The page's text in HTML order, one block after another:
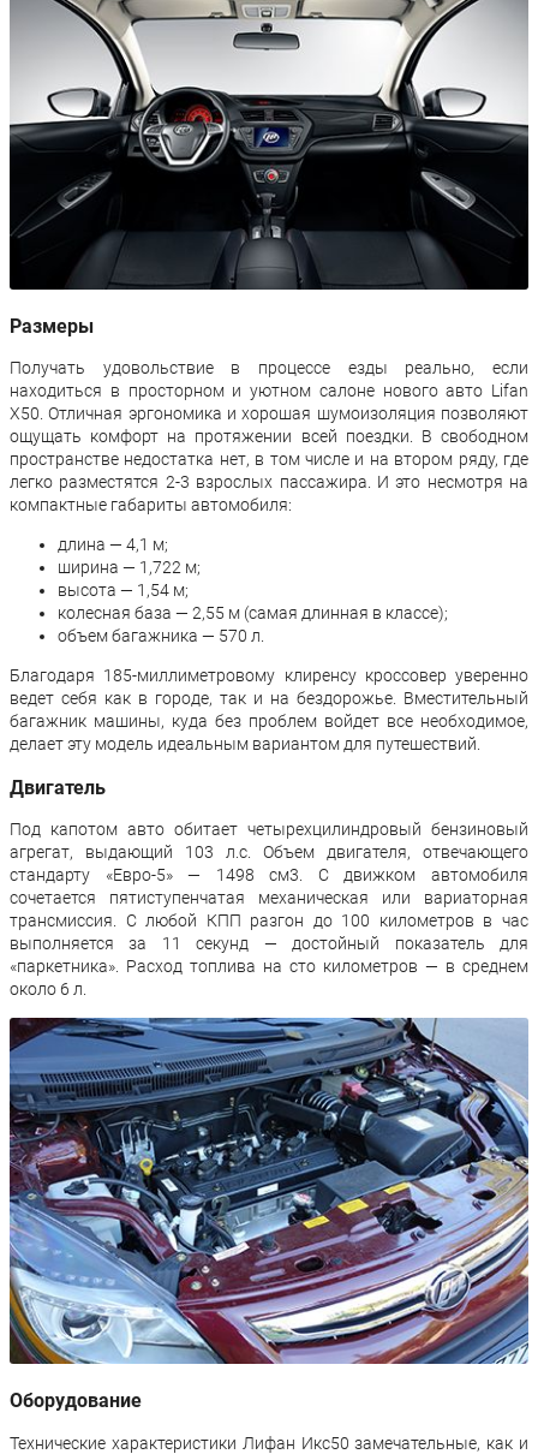
Размеры
Получать удовольствие в процессе езды реально, если
находиться в просторном и уютном салоне нового авто Lifan
X50. Отличная эргономика и хорошая шумоизоляция позволяют
ощущать комфорт на протяжении всей поездки. В свободном
пространстве недостатка нет, в том числе и на втором ряду, где
легко разместятся 2-3 взрослых пассажира. И это несмотря на
компактные габариты автомобиля:
длина — 4,1 м;
ширина — 1,722 м;
высота — 1,54 м;
колесная база — 2,55 м (самая длинная в классе);
объем багажника — 570 л.
Благодаря 185-миллиметровому клиренсу кроссовер уверенно
ведет себя как в городе, так и на бездорожье. Вместительный
багажник машины, куда без проблем войдет все необходимое,
делает эту модель идеальным вариантом для путешествий.
Двигатель
Под капотом авто обитает четырехцилиндровый бензиновый
агрегат, выдающий 103 л.с. Объем двигателя, отвечающего
стандарту «Евро-5» — 1498 см3. С движком автомобиля
сочетается пятиступенчатая механическая или вариаторная
трансмиссия. С любой КПП разгон до 100 километров в час
выполняется за 11 секунд — достойный показатель для
«паркетника». Расход топлива на сто километров — в среднем
около 6 л.
Оборудование
Технические характеристики Лифан Икс50 замечательные, как и